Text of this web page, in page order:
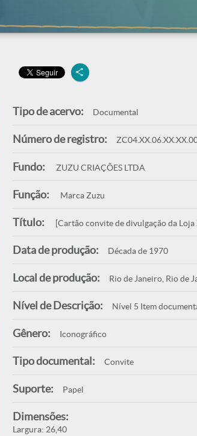
Tipo de acervo: Documental
Número de registro:
Fundo: ZUZU CRIAÇÕES LTDA
Função: Marca Zuzu
Título: [Cartão convite de divulgação da Loja
Data de produção: Década de 1970
Local de produção: Rio de Janeiro, Rio de
Nível de Descrição: Nível 5 Item
Gênero: Iconográfico
Tipo documental: Convite
Suporte: Papel
Dimensões:
Largura: 26,40